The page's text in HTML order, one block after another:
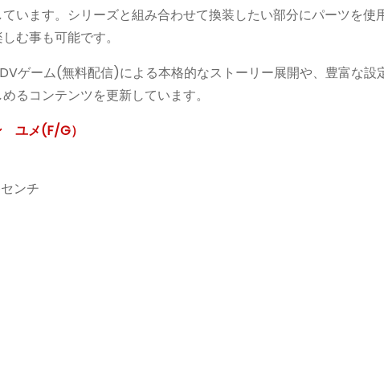
います。シリーズと組み合わせて換装したい部分にパーツを使
む事も可能です。
ゲーム(無料配信)による本格的なストーリー展開や、豊富な設
るコンテンツを更新しています。
ユメ(F/G）
ンチ